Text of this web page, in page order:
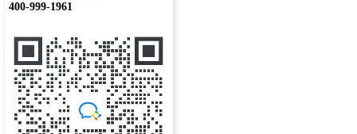
400-999-1961